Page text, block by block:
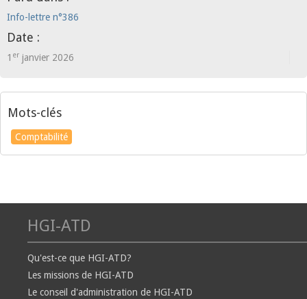
Info-lettre n°386
Date :
1 er janvier 2026
Mots-clés
Comptabilité
HGI-ATD
Qu'est-ce que HGI-ATD?
Les missions de HGI-ATD
Le conseil d'administration de HGI-ATD